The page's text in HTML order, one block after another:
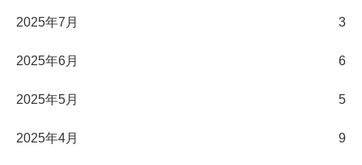
2025年7月 3
2025年6月 6
2025年5月 5
2025年4月 9